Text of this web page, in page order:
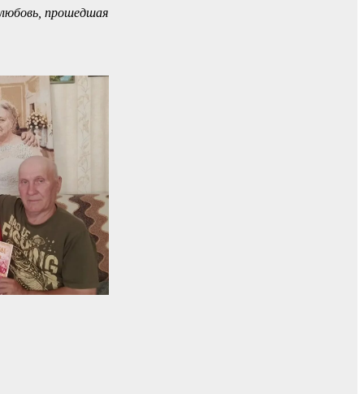
прошедшая